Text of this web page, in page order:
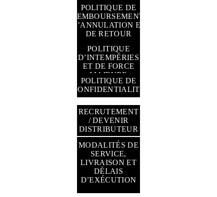
GESTION DES
TÉMOINS
PERSONNELS
POLITIQUE DE
REMBOURSEMENT,
D’ANNULATION ET
DE RETOUR
MODALITÉS DE
SERVICE,
LIVRAISON ET
DÉLAIS
D’EXÉCUTION
POLITIQUE
D’INTEMPÉRIES
ET DE FORCE
MAJEURE
POLITIQUE DE
CONFIDENTIALITÉ
RECRUTEMENT
/ DEVENIR
DISTRIBUTEUR